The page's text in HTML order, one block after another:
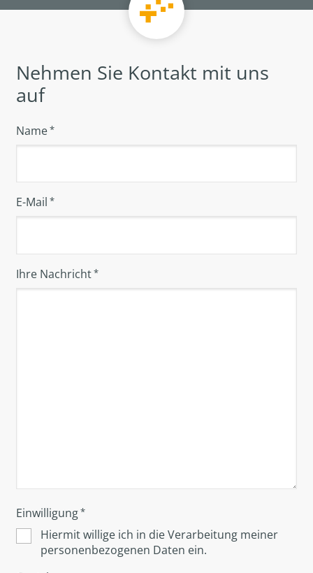
Nehmen Sie Kontakt mit uns
auf
Name*
E-Mail *
Ihre Nachricht*
Einwilligung*
Hiermit willige ich in die Verarbeitung meiner
personenbezogenen Daten ein.